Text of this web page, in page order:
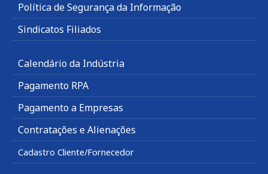
Política de Segurança da Informação
Sindicatos Filiados
Calendário da Indústria
Pagamento RPA
Pagamento a Empresas
Contratações e Alienações
Cadastro Cliente/Fornecedor